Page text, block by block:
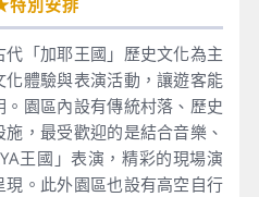
別安排
「加耶王國」歷史文化為主
體驗與表演活動，讓遊客能
園區內設有傳統村落、歷史
，最受歡迎的是結合音樂、
王國」表演，精彩的現場演
。此外園區也設有高空自行